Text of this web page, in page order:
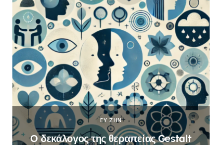
ΕΥ ΖΗΝ
Ο δεκάλογος της θεραπείας Gestalt